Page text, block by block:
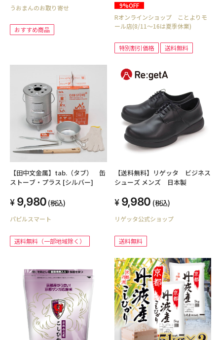
うおまんのお取り寄せ
おすすめ商品
9%OFF
Rオンラインショップ ことよりモ
ール店(8/11～16は夏季休業)
特別割引価格 送料無料
【田中文金属】tab.（タブ） 缶
ストーブ・プラス [シルバー]
9,980 (税込)
パピルスマート
送料無料（一部地域除く）
【送料無料】リゲッタ ビジネス
シューズ メンズ 日本製
9,980 (税込)
リゲッタ公式ショップ
送料無料